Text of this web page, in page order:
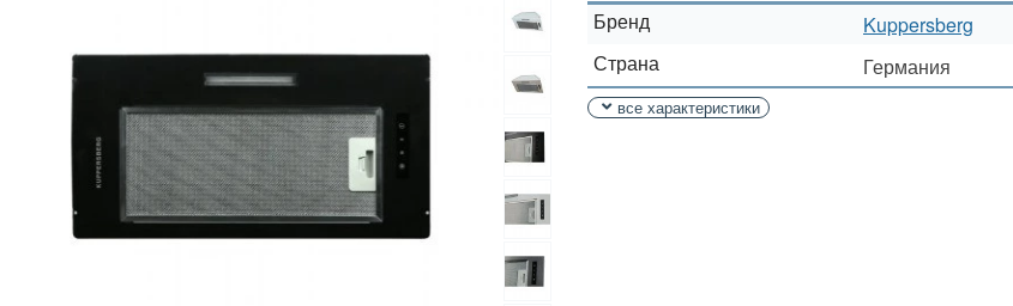
Бренд
Kuppersberg
Страна
Германия
все характеристики